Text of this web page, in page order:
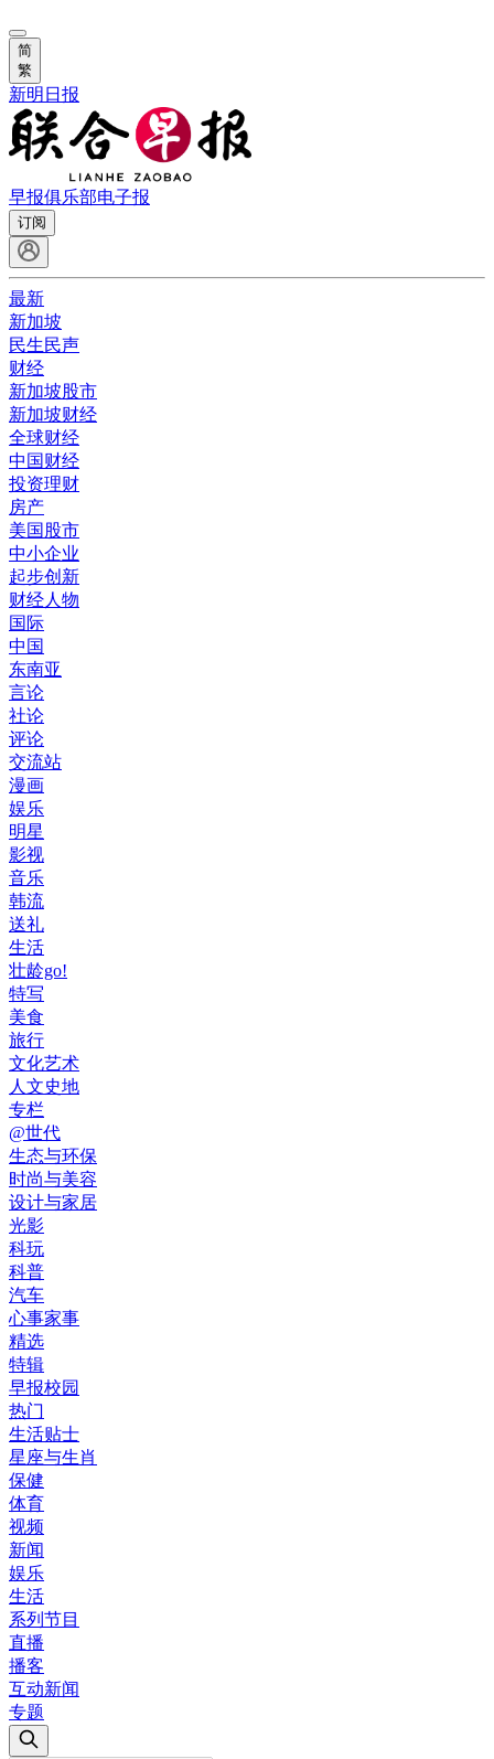
简
繁
新明日报
早报俱乐部电子报
订阅
最新
新加坡
民生民声
财经
新加坡股市
新加坡财经
全球财经
中国财经
投资理财
房产
美国股市
中小企业
起步创新
财经人物
国际
中国
东南亚
言论
社论
评论
交流站
漫画
娱乐
明星
影视
音乐
韩流
送礼
生活
壮龄go!
特写
美食
旅行
文化艺术
人文史地
专栏
@世代
生态与环保
时尚与美容
设计与家居
光影
科玩
科普
汽车
心事家事
精选
特辑
早报校园
热门
生活贴士
星座与生肖
保健
体育
视频
新闻
娱乐
生活
系列节目
直播
播客
互动新闻
专题